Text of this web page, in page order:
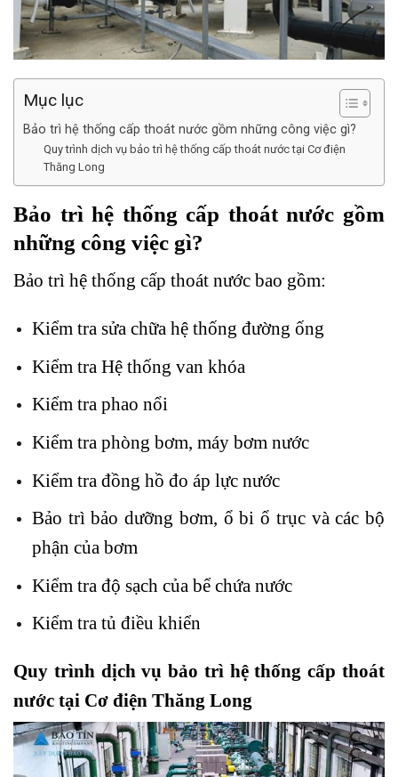
Mục lục
Bảo trì hệ thống cấp thoát nước gồm những công việc gì?
Quy trình dịch vụ bảo trì hệ thống cấp thoát nước tại Cơ điện
Thăng Long
Bảo trì hệ thống cấp thoát nước gồm
những công việc gì?
Bảo trì hệ thống cấp thoát nước bao gồm:
Kiểm tra sửa chữa hệ thống đường ống
Kiểm tra Hệ thống van khóa
Kiểm tra phao nổi
Kiểm tra phòng bơm, máy bơm nước
Kiểm tra đồng hồ đo áp lực nước
Bảo trì bảo dưỡng bơm, ổ bi ổ trục và các bộ
phận của bơm
Kiểm tra độ sạch của bể chứa nước
Kiểm tra tủ điều khiển
Quy trình dịch vụ bảo trì hệ thống cấp thoát
nước tại Cơ điện Thăng Long